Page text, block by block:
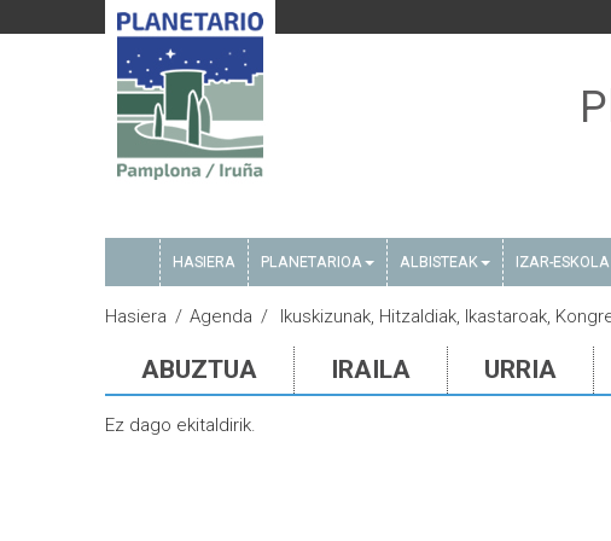
HASIERA PLANETARIOA ALBISTEAK IZAR-ESKOLA
Hasiera Agenda Ikuskizunak, Hitzaldiak, Ikastaroak,
ABUZTUA IRAILA URRIA
Ez dago ekitaldirik.